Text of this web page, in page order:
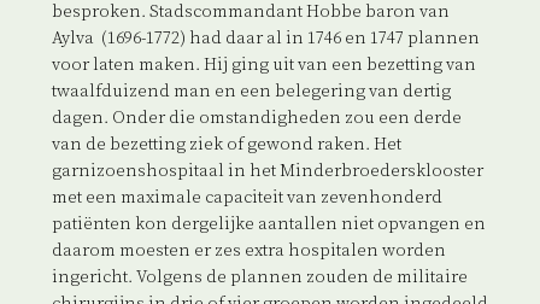
besproken. Stadscommandant Hobbe baron van
Aylva (1696-1772) had daar al in 1746 en 1747 plannen
voor laten maken. Hij ging uit van een bezetting van
twaalfduizend man en een belegering van dertig
dagen. Onder die omstandigheden zou een derde
van de bezetting ziek of gewond raken. Het
garnizoenshospitaal in het Minderbroedersklooster
met een maximale capaciteit van zevenhonderd
patiënten kon dergelijke aantallen niet opvangen en
daarom moesten er zes extra hospitalen worden
ingericht. Volgens de plannen zouden de militaire